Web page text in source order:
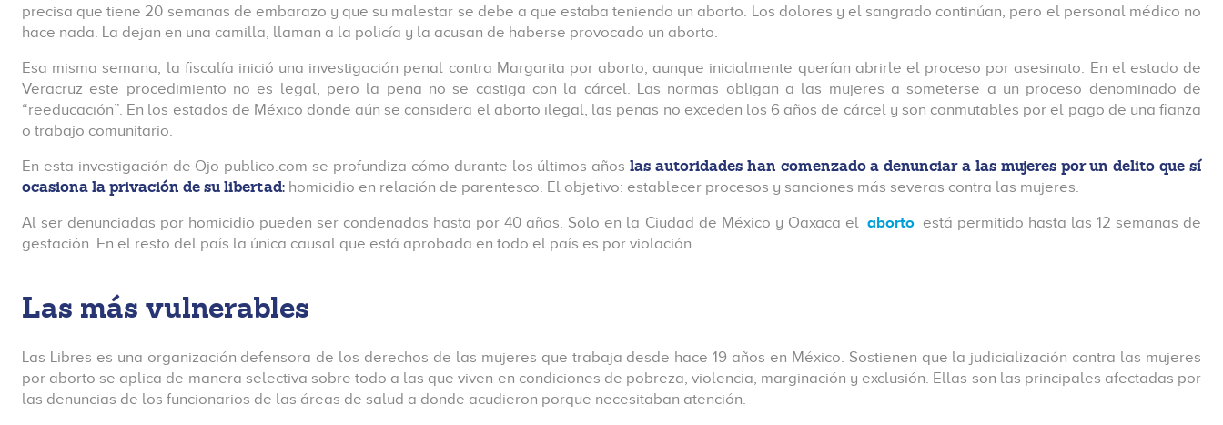
precisa que tiene 20 semanas de embarazo y que su malestar se debe a que estaba teniendo un aborto. Los dolores y el sangrado continúan, pero el personal médico no
hace nada. La dejan en una camilla, llaman a la policía y la acusan de haberse provocado un aborto.
Esa misma semana, la fiscalía inició una investigación penal contra Margarita por aborto, aunque inicialmente querían abrirle el proceso por asesinato. En el estado de
Veracruz este procedimiento no es legal, pero la pena no se castiga con la cárcel. Las normas obligan a las mujeres a someterse a un proceso denominado de
“reeducación”. En los estados de México donde aún se considera el aborto ilegal, las penas no exceden los 6 años de cárcel y son conmutables por el pago de una fianza
o trabajo comunitario.
En esta investigación de Ojo-publico.com se profundiza cómo durante los últimos años las autoridades han comenzado a denunciar a las mujeres por un delito que sí
ocasiona la privación de su libertad: homicidio en relación de parentesco. El objetivo: establecer procesos y sanciones más severas contra las mujeres.
Al ser denunciadas por homicidio pueden ser condenadas hasta por 40 años. Solo en la Ciudad de México y Oaxaca el aborto está permitido hasta las 12 semanas de
gestación. En el resto del país la única causal que está aprobada en todo el país es por violación.
Las más vulnerables
Las Libres es una organización defensora de los derechos de las mujeres que trabaja desde hace 19 años en México. Sostienen que la judicialización contra las mujeres
por aborto se aplica de manera selectiva sobre todo a las que viven en condiciones de pobreza, violencia, marginación y exclusión. Ellas son las principales afectadas por
las denuncias de los funcionarios de las áreas de salud a donde acudieron porque necesitaban atención.